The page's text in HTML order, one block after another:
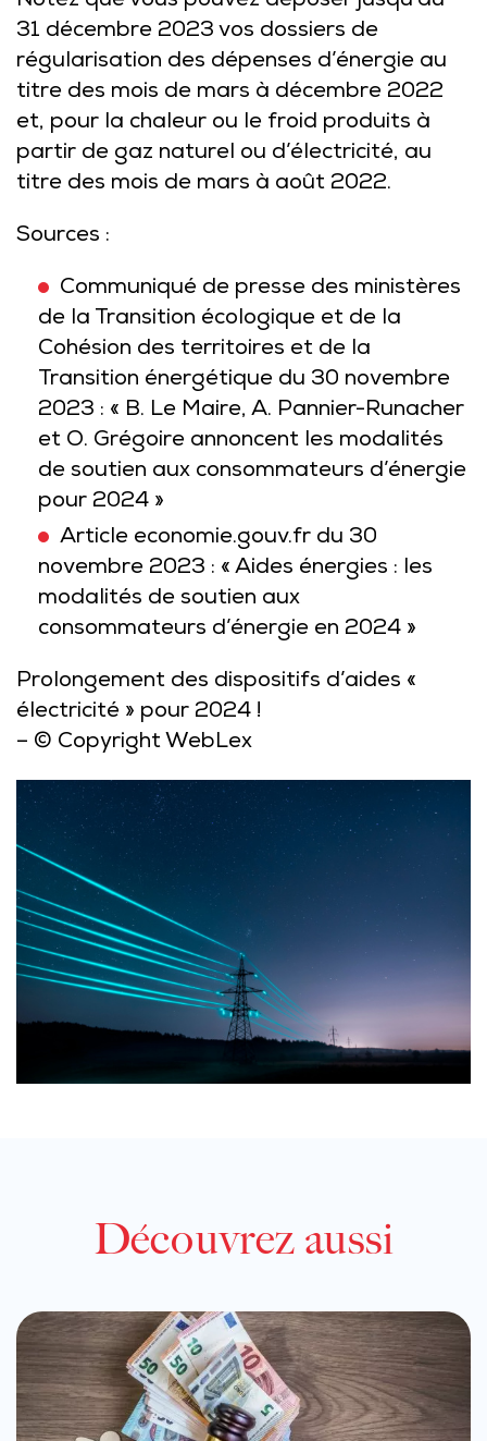
31 décembre 2023 vos dossiers de
régularisation des dépenses d’énergie au
titre des mois de mars à décembre 2022
et, pour la chaleur ou le froid produits à
partir de gaz naturel ou d’électricité, au
titre des mois de mars à août 2022.
Sources :
Communiqué de presse des ministères
de la Transition écologique et de la
Cohésion des territoires et de la
Transition énergétique du 30 novembre
2023 : « B. Le Maire, A. Pannier-Runacher
et O. Grégoire annoncent les modalités
de soutien aux consommateurs d’énergie
pour 2024 »
Article economie.gouv.fr du 30
novembre 2023 : « Aides énergies : les
modalités de soutien aux
consommateurs d’énergie en 2024 »
Prolongement des dispositifs d’aides «
électricité » pour 2024 !
– © Copyright WebLex
Découvrez aussi